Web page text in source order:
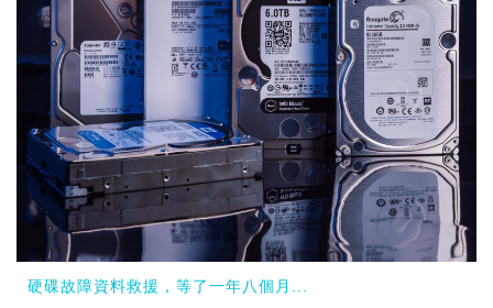
硬碟故障資料救援，等了一年八個月...